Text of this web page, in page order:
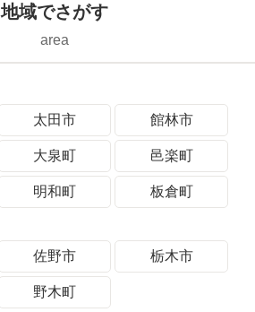
地域でさがす
area
太田市 館林市
大泉町 邑楽町
明和町 板倉町
佐野市 栃木市
野木町